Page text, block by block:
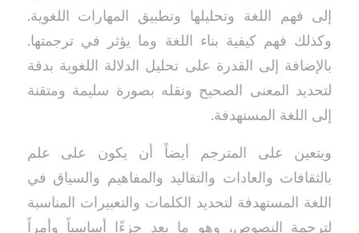
إلى فهم اللغة وتحليلها وتطبيق المهارات اللغوية.
وكذلك فهم كيفية بناء اللغة وما يؤثر في ترجمتها.
بالإضافة إلى القدرة على تحليل الدلالة اللغوية بدقة
لتحديد المعنى الصحيح ونقله بصورة سليمة ومتقنة
إلى اللغة المستهدفة.
ويتعين على المترجم أيضاً أن يكون على علم
بالثقافات والعادات والتقاليد والمفاهيم والسياق في
اللغة المستهدفة لتحديد الكلمات والتعبيرات المناسبة
لترجمة النصوص، وهو ما يعد جزءًا أساسياً وأمراً